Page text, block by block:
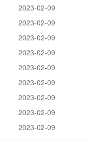
2023-02-09
2023-02-09
2023-02-09
2023-02-09
2023-02-09
2023-02-09
2023-02-09
2023-02-09
2023-02-09